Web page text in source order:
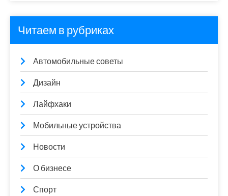
Читаем в рубриках
Автомобильные советы
Дизайн
Лайфхаки
Мобильные устройства
Новости
О бизнесе
Спорт